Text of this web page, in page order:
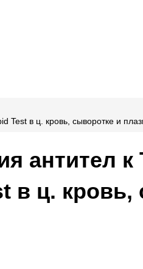
в ц. кровь, сыворотке и
антител к
в ц. кровь,